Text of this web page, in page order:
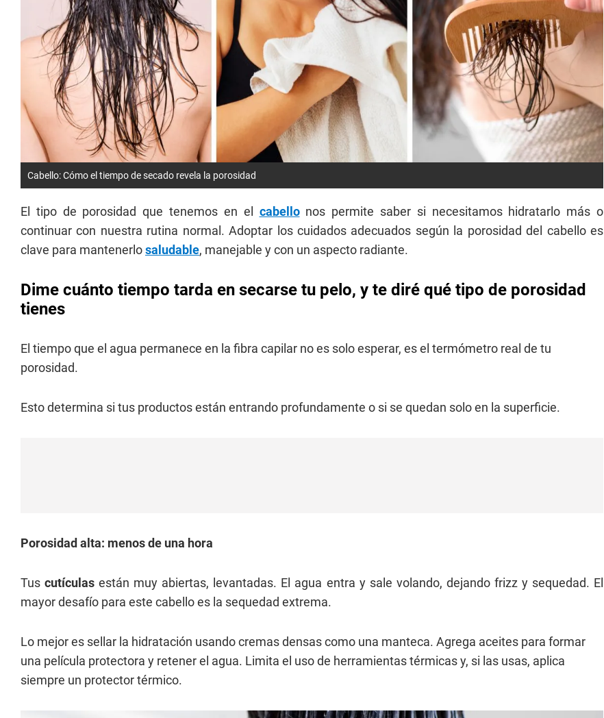
Cabello: Cómo el tiempo de secado revela la porosidad
El tipo de porosidad que tenemos en el cabellonos permite saber si necesitamos hidratarlo más o
continuar con nuestra rutina normal. Adoptar los cuidados adecuados según la porosidad del cabello es
clave para mantenerlosaludable, manejable y con un aspecto radiante.
Dime cuánto tiempo tarda en secarse tu pelo, y te diré qué tipo de porosidad
tienes
El tiempo que el agua permanece en la fibra capilar no es solo esperar, es el termómetro real de tu
porosidad.
Esto determina si tus productos están entrando profundamente o si se quedan solo en la superficie.
Porosidad alta: menos de una hora
Tuscutículasestán muy abiertas, levantadas. El agua entra y sale volando, dejando frizz y sequedad. El
mayor desafío para este cabello es la sequedad extrema.
Lo mejor es sellar la hidratación usando cremas densas como una manteca. Agrega aceites para formar
una película protectora y retener el agua. Limita el uso de herramientas térmicas y, si las usas, aplica
siempre un protector térmico.